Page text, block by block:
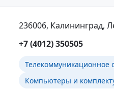
236006, Калининград,
+7 (4012) 350505
Телекоммуникационное
Компьютеры и